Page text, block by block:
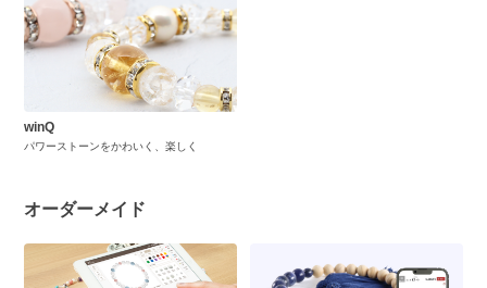
winQ
パワーストーンをかわいく、楽しく
オーダーメイド